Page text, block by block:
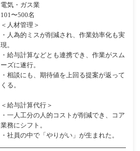
電気・ガス業
101〜500名
＜人材管理＞
・人為的ミスが削減され、作業効率化も実
現。
・給与計算などとも連携でき、作業がスム
ーズに遂行。
・相談にも、期待値を上回る提案が返って
くる。
＜給与計算代行＞
・一人工分の人的コストが削減でき、コア
業務にシフト。
・社員の中で「やりがい」が生まれた。